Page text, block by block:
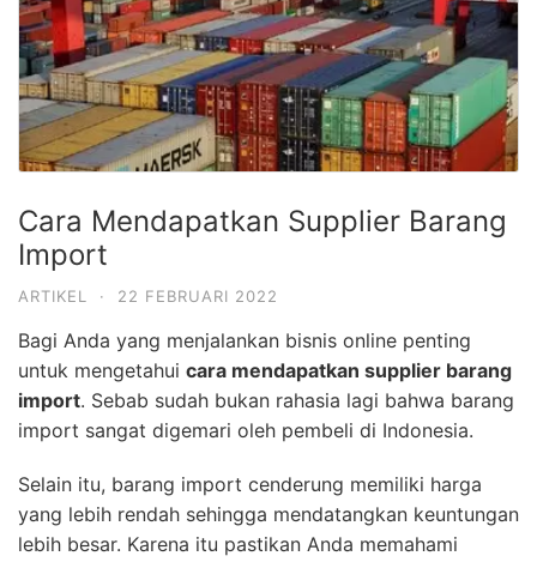
Cara Mendapatkan Supplier Barang
Import
ARTIKEL · 22 FEBRUARI 2022
Bagi Anda yang menjalankan bisnis online penting
untuk mengetahui cara mendapatkan supplier barang
import. Sebab sudah bukan rahasia lagi bahwa barang
import sangat digemari oleh pembeli di Indonesia.
Selain itu, barang import cenderung memiliki harga
yang lebih rendah sehingga mendatangkan keuntungan
lebih besar. Karena itu pastikan Anda memahami